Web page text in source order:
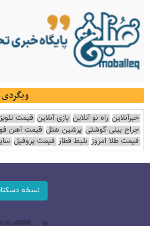
وبگردی
خبرآنلاین راه نو آنلاین بازی آنلاین قیمت
جراح بینی گوشتی پرشین هتل قیمت آهن
قیمت طلا امروز بلیط قطار قیمت پروفیل
نسخه